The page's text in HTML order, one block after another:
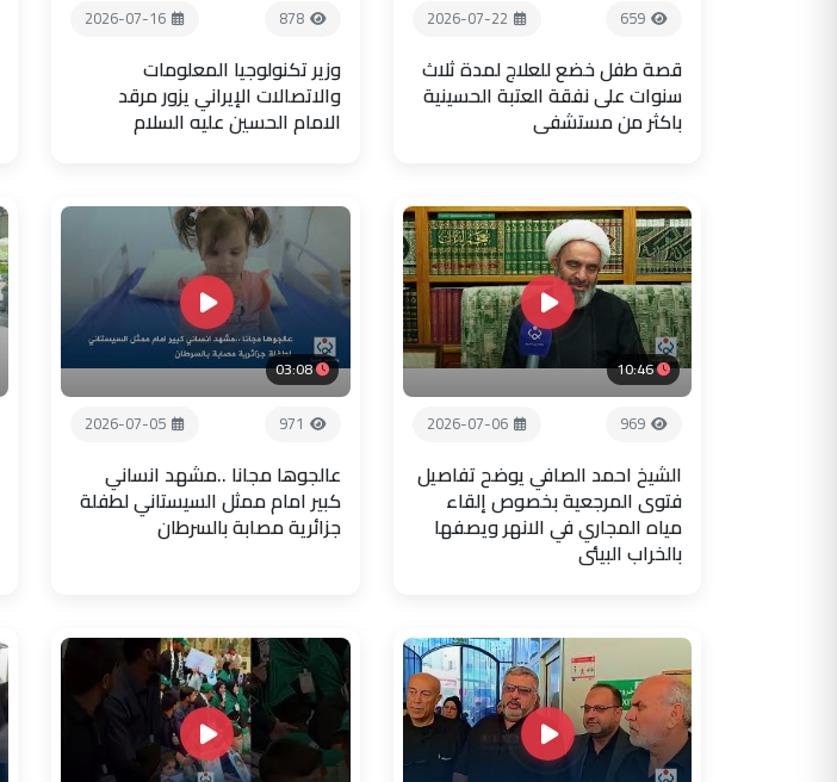
659
2026-07-22
قصة طفل خضع للعلاج لمدة ثلاث
سنوات على نفقة العتبة الحسينية
باكثر من مستشفى
878
2026-07-16
وزير تكنولوجيا المعلومات
والاتصالات الإيراني يزور مرقد
الامام الحسين عليه السلام
10:46
969
2026-07-06
الشيخ احمد الصافي يوضح تفاصيل
فتوى المرجعية بخصوص إلقاء
مياه المجاري في الانهر ويصفها
بالخراب البيئي
03:08
971
2026-07-05
عالجوها مجانا ..مشهد انساني
كبير امام ممثل السيستاني لطفلة
جزائرية مصابة بالسرطان